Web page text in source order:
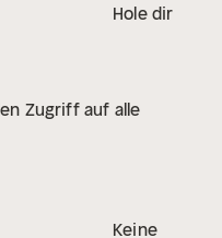
Hole dir
Zugriff auf alle
Keine